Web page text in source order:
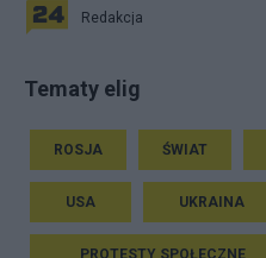
Redakcja
Tematy elig
ROSJA ŚWIAT
USA UKRAINA
PROTESTY SPOŁECZNE